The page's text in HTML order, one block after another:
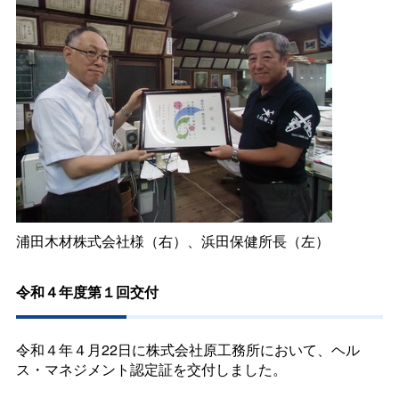
浦田木材株式会社様（右）、浜田保健所長（左）
令和４年度第１回交付
令和４年４月22日に株式会社原工務所において、ヘル
ス・マネジメント認定証を交付しました。